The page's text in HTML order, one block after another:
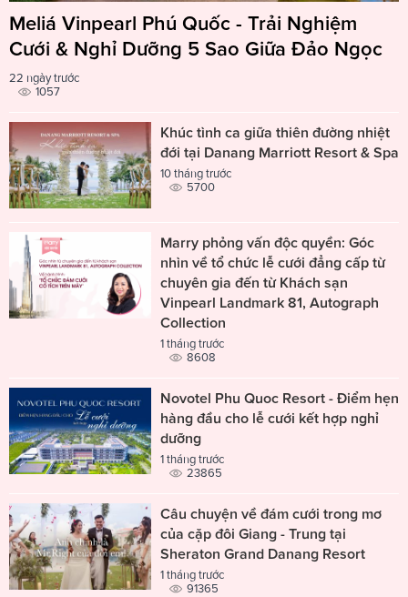
Meliá Vinpearl Phú Quốc - Trải Nghiệm
Cưới & Nghỉ Dưỡng 5 Sao Giữa Đảo Ngọc
22 ngày trước
1057
Khúc tình ca giữa thiên đường nhiệt
đới tại Danang Marriott Resort & Spa
10 tháng trước
5700
Marry phỏng vấn độc quyền: Góc
nhìn về tổ chức lễ cưới đẳng cấp từ
chuyên gia đến từ Khách sạn
Vinpearl Landmark 81, Autograph
Collection
1 tháng trước
8608
Novotel Phu Quoc Resort - Điểm hẹn
hàng đầu cho lễ cưới kết hợp nghỉ
dưỡng
1 tháng trước
23865
Câu chuyện về đám cưới trong mơ
của cặp đôi Giang - Trung tại
Sheraton Grand Danang Resort
1 tháng trước
91365